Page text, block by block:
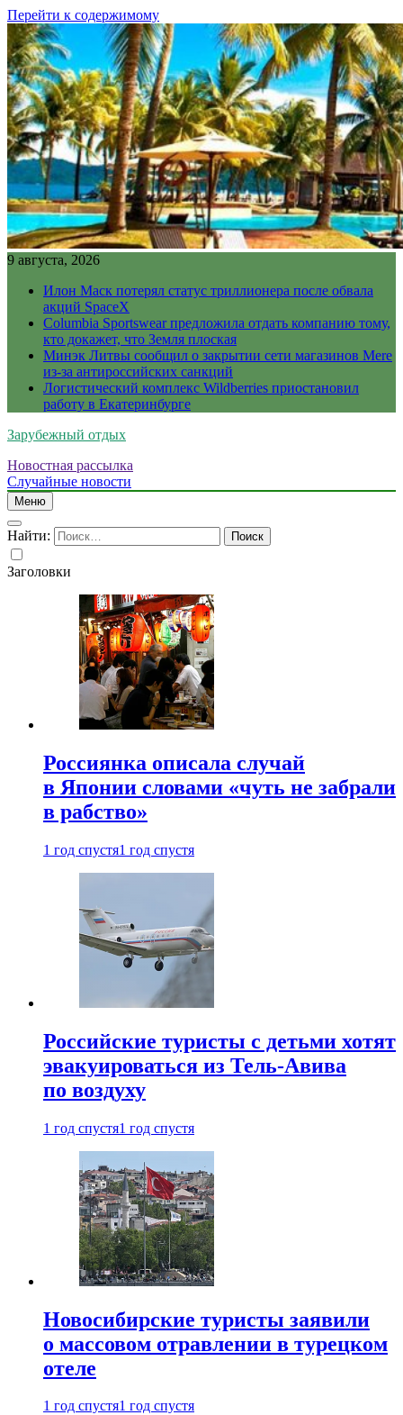
Перейти к содержимому
9 августа, 2026
Илон Маск потерял статус триллионера после обвала
акций SpaceX
Columbia Sportswear предложила отдать компанию тому,
кто докажет, что Земля плоская
Минэк Литвы сообщил о закрытии сети магазинов Mere
из-за антироссийских санкций
Логистический комплекс Wildberries приостановил
работу в Екатеринбурге
Зарубежный отдых
Новостная рассылка
Случайные новости
Меню
Найти:
Заголовки
Россиянка описала случай
в Японии словами «чуть не забрали
в рабство»
1 год спустя1 год спустя
Российские туристы с детьми хотят
эвакуироваться из Тель-Авива
по воздуху
1 год спустя1 год спустя
Новосибирские туристы заявили
о массовом отравлении в турецком
отеле
1 год спустя1 год спустя